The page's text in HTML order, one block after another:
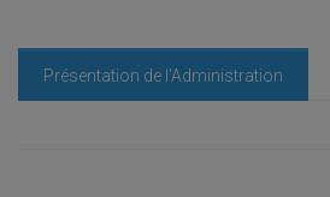
Présentation de l'Administration